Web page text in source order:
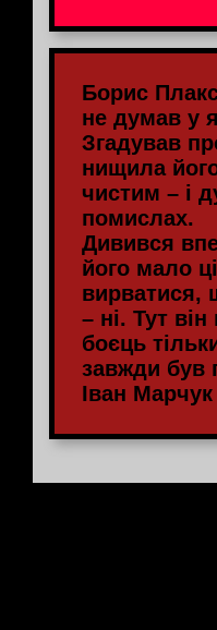
Борис
не думав у
Згадував
нищила
чистим – і
помислах.
Дивився
його мало
вирватися,
– ні. Тут
боєць
завжди був
Іван Марчук